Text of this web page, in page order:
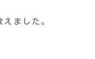
ました。